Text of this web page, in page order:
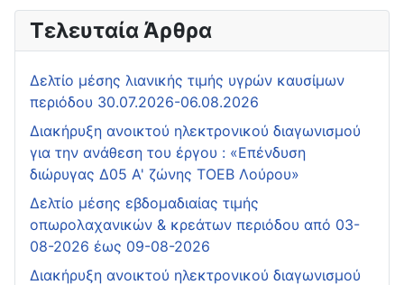
Τελευταία Άρθρα
Δελτίο μέσης λιανικής τιμής υγρών καυσίμων
περιόδου 30.07.2026-06.08.2026
Διακήρυξη ανοικτού ηλεκτρονικού διαγωνισμού
για την ανάθεση του έργου : «Επένδυση
διώρυγας Δ05 Α' ζώνης ΤΟΕΒ Λούρου»
Δελτίο μέσης εβδομαδιαίας τιμής
οπωρολαχανικών & κρεάτων περιόδου από 03-
08-2026 έως 09-08-2026
Διακήρυξη ανοικτού ηλεκτρονικού διαγωνισμού